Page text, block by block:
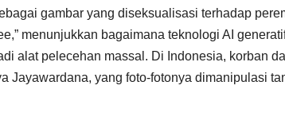
gambar yang diseksualisasi terhadap
menunjukkan bagaimana teknologi AI
alat pelecehan massal. Di Indonesia, korban
Jayawardana, yang foto-fotonya dimanipulasi